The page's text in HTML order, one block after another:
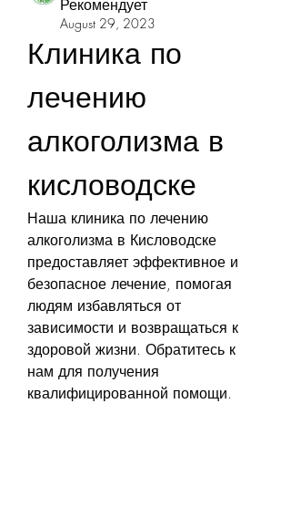
Рекомендует
August 29, 2023
Клиника по
лечению
алкоголизма в
кисловодске
Наша клиника по лечению
алкоголизма в Кисловодске
предоставляет эффективное и
безопасное лечение, помогая
людям избавляться от
зависимости и возвращаться к
здоровой жизни. Обратитесь к
нам для получения
квалифицированной помощи.